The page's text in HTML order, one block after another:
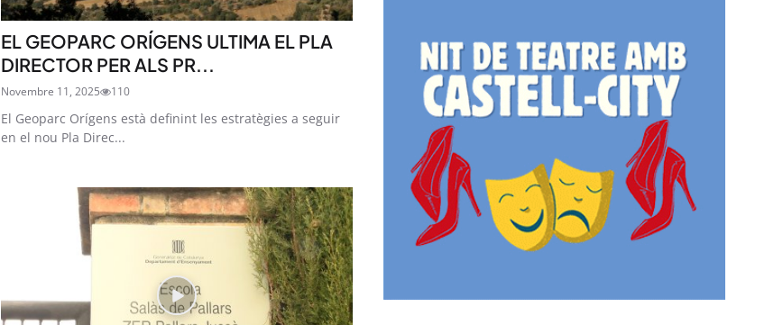
EL GEOPARC ORÍGENS ULTIMA EL PLA
DIRECTOR PER ALS PR...
Novembre 11, 2025 110
El Geoparc Orígens està definint les estratègies a seguir
en el nou Pla Direc...